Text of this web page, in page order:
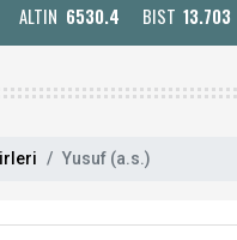
ALTIN 6530.4 BIST 13.703
Yusuf (a.s.)